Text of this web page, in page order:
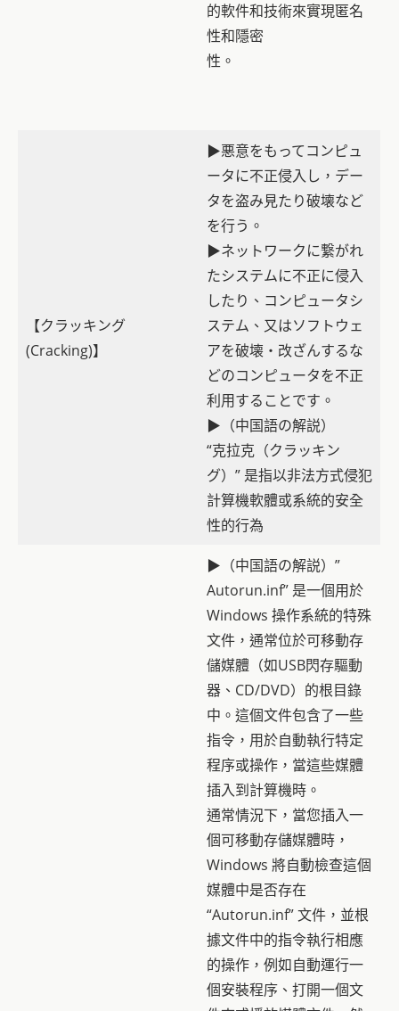
的軟件和技術來實現匿名
性和隱密
性。
【クラッキング
(Cracking)】
▶悪意をもってコンピュ
ータに不正侵入し，デー
タを盗み見たり破壊など
を行う。
▶ネットワークに繋がれ
たシステムに不正に侵入
したり、コンピュータシ
ステム、又はソフトウェ
アを破壊・改ざんするな
どのコンピュータを不正
利用することです。
▶（中国語の解説）
“克拉克（クラッキン
グ）” 是指以非法方式侵犯
計算機軟體或系統的安全
性的行為
▶（中国語の解説）”
Autorun.inf” 是一個用於
Windows 操作系統的特殊
文件，通常位於可移動存
儲媒體（如USB閃存驅動
器、CD/DVD）的根目錄
中。這個文件包含了一些
指令，用於自動執行特定
程序或操作，當這些媒體
插入到計算機時。
通常情況下，當您插入一
個可移動存儲媒體時，
Windows 將自動檢查這個
媒體中是否存在
“Autorun.inf” 文件，並根
據文件中的指令執行相應
的操作，例如自動運行一
個安裝程序、打開一個文